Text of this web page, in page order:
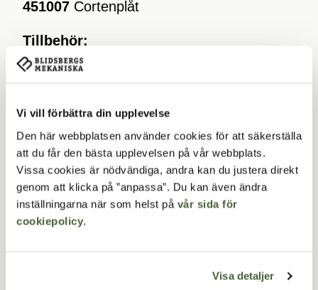
Vi vill förbättra din upplevelse
Den här webbplatsen använder cookies för att säkerställa
att du får den bästa upplevelsen på vår webbplats.
Vissa cookies är nödvändiga, andra kan du justera direkt
genom att klicka på ”anpassa”. Du kan även ändra
inställningarna när som helst på vår sida för
cookiepolicy.
Visa detaljer
451007 Cortenplåt
Tillbehör:
Haga portal med LED-belysning
Liknande produkter
Lägg till produkt i favoriter